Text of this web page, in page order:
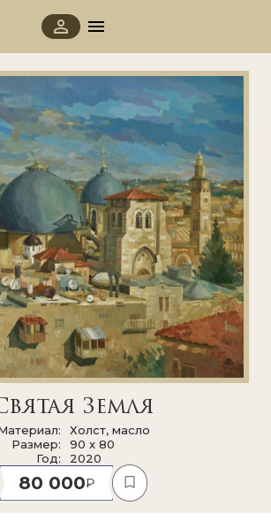
Земля
Холст, масло
Размер
90 x 80
Год
2020
80 000